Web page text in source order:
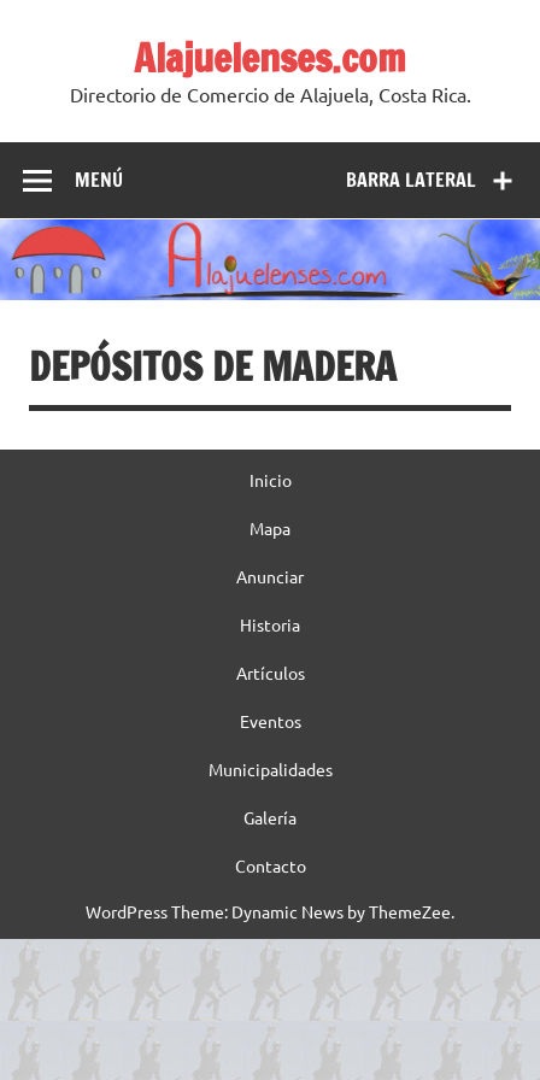
Alajuelenses.com
Directorio de Comercio de Alajuela, Costa Rica.
BARRA LATERAL
MENÚ
DEPÓSITOS DE MADERA
Inicio
Mapa
Anunciar
Historia
Artículos
Eventos
Municipalidades
Galería
Contacto
WordPress Theme: Dynamic News by ThemeZee.